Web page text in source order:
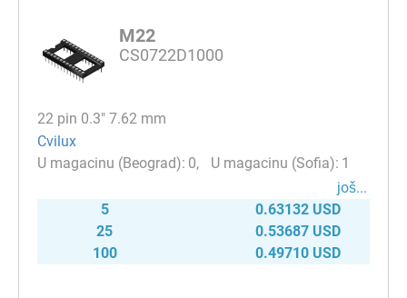
M22
CS0722D1000
22 pin 0.3" 7.62 mm
Cvilux
0
1
јоš...
5
0.63132 USD
25
0.53687 USD
100
0.49710 USD